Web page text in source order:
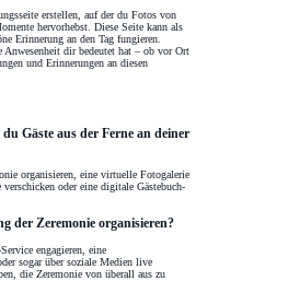
erstellen, auf der du Fotos von
hervorhebst. Diese Seite kann als
Erinnerung an den Tag fungieren.
dir bedeutet hat – ob vor Ort
und Erinnerungen an diesen
Gäste aus der Ferne an deiner
organisieren, eine virtuelle Fotogalerie
oder eine digitale Gästebuch-
der Zeremonie organisieren?
engagieren, eine
sogar über soziale Medien live
die Zeremonie von überall aus zu